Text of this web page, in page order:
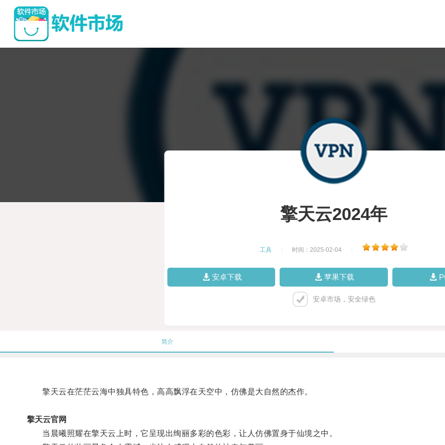
擎天云2024年
工具 时间：2025-02-04
安卓下载 苹果下载
安卓市场，安全绿色
简介
擎天云在茫茫云海中独具特色，高高飘浮在天空中，仿佛是大自然的杰作。
擎天云官网
当晨曦照耀在擎天云上时，它呈现出绚丽多彩的色彩，让人仿佛置身于仙境之中。